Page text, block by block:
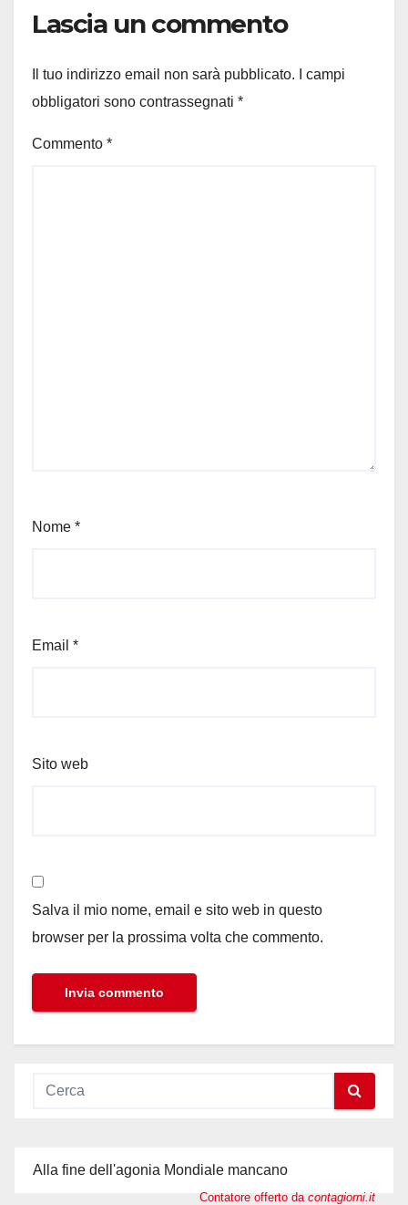
Lascia un commento
Il tuo indirizzo email non sarà pubblicato.
I campi
obbligatori sono contrassegnati *
Commento *
Nome *
Email *
Sito web
Salva il mio nome, email e sito web in questo
browser per la prossima volta che commento.
Alla fine dell'agonia Mondiale mancano
Contatore offerto da contagiorni.it